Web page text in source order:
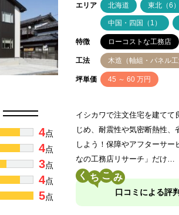
エリア 北海道 東北（6）
中国・四国（1）
特徴 ローコストな工務店
工法 木造（軸組・パネル工
坪単価 45 ～ 60 万円
4点
4点
3点
4点
5点
イシカワで注文住宅を建てて
じめ、耐震性や気密断熱性
しよう！保障やアフターサー
なの工務店リサーチ」だけ…
く こ
口コミによる評判